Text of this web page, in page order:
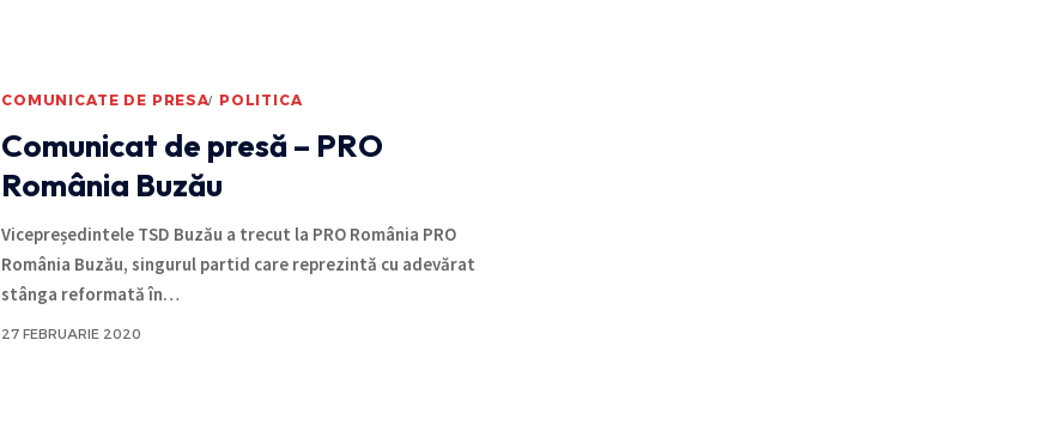
COMUNICATE DE PRESA POLITICA
Comunicat de presă – PRO
România Buzău
Vicepreședintele TSD Buzău a trecut la PRO România PRO
România Buzău, singurul partid care reprezintă cu adevărat
stânga reformată în…
27 FEBRUARIE 2020